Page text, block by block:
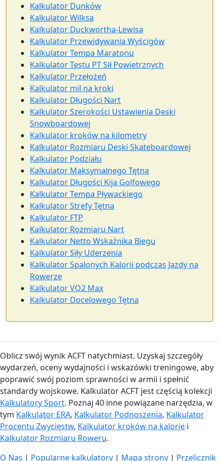
Kalkulator Dunków
Kalkulator Wilksa
Kalkulator Duckwortha-Lewisa
Kalkulator Przewidywania Wyścigów
Kalkulator Tempa Maratonu
Kalkulator Testu PT Sił Powietrznych
Kalkulator Przełożeń
Kalkulator mil na kroki
Kalkulator Długości Nart
Kalkulator Szerokości Ustawienia Deski
Snowboardowej
Kalkulator kroków na kilometry
Kalkulator Rozmiaru Deski Skateboardowej
Kalkulator Podziału
Kalkulator Maksymalnego Tętna
Kalkulator Długości Kija Golfowego
Kalkulator Tempa Pływackiego
Kalkulator Strefy Tętna
Kalkulator FTP
Kalkulator Rozmiaru Nart
Kalkulator Netto Wskaźnika Biegu
Kalkulator Siły Uderzenia
Kalkulator Spalonych Kalorii podczas Jazdy na
Rowerze
Kalkulator VO2 Max
Kalkulator Docelowego Tętna
Oblicz swój wynik ACFT natychmiast. Uzyskaj szczegóły
wydarzeń, oceny wydajności i wskazówki treningowe, aby
poprawić swój poziom sprawności w armii i spełnić
standardy wojskowe. Kalkulator ACFT jest częścią kolekcji
Kalkulatory Sport. Poznaj 40 inne powiązane narzędzia, w
tym Kalkulator ERA, Kalkulator Podnoszenia, Kalkulator
Procentu Zwycięstw, Kalkulator kroków na kalorie i
Kalkulator Rozmiaru Roweru.
O Nas | Popularne kalkulatory | Mapa strony | Przelicznik